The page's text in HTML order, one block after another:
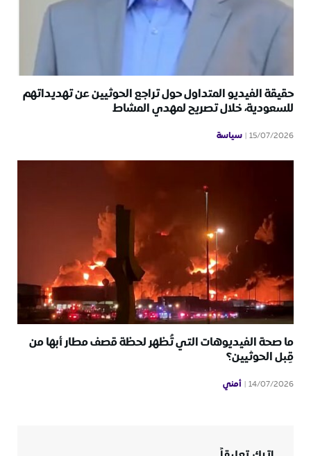
حقيقة الفيديو المتداول حول تراجع الحوثيين عن تهديداتهم
للسعودية، خلال تصريح لمهدي المشاط
15/07/2026 سياسة
ما صحة الفيديوهات التي تُظهر لحظة قصف مطار أبها من
قِبل الحوثيين؟
14/07/2026 أمني